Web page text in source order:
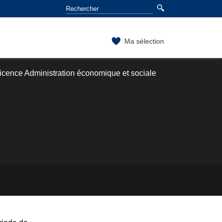
Ma sélection
Administration économique et sociale